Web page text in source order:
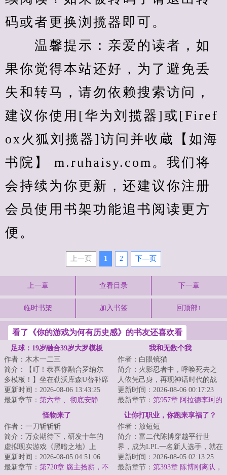
码或者更换浏揽器即可。
温馨提示：亲爱的读者，如
果你觉得本站还好，为了避免丢
失和转马，请勿依赖搜索访问，
建议你使用[华为刘揽器]或[Firef
ox火狐刘揽器]访问并收蔵【如海
书院】 m.ruhaisy.com。我们将
会持续为你更新，还建议你注册
会员使用书架功能追书阅读更方
便。
上一页 1 2 下—页
上一章 查看目录 下一章
临时书架 加入书签 回顶部↑
看了《你的游戏为何有历史感》的书友还喜欢看
足球：19岁融合39岁大罗模板
作者：木木一二三
简介：【叮！恭喜你融合罗纳尔
多模板！】坐在勒沃库森U替补席
上的林川正欣喜于自己得到了罗
纳尔多模板。...
更新时间：2026-08-06 13:43:25
最新章节： 第六章 、彻底安静
的...安菲尔德！
我和无数个我
作者：白眼镜猫
简介：火影忍者中，呼唤死去之
人依凭己身，再现神话时代的战
场。妖魔鬼怪的世界当中，亲手
打出来一个人道...
更新时间：2026-08-06 00:17:23
最新章节： 第957章 阿拉德李珂的
征程
怪物来了
作者：一刀斩斩斩
简介：万众期待下，研发十年的
虚拟现实游戏《黑暗之地》上
线，但高昂的售价让无数等待已
经的玩家心生退却...
更新时间：2026-08-05 04:51:06
最新章节： 第720章 腐主拾薪，不
让你打职业，你跑来享福了？
作者：放短短
简介：富二代陈博穿越平行世
界，成为LPL一名新人选手，就在
陈博一筹莫展准备要过苦日子时
系统出现了。从...
更新时间：2026-08-05 02:13:25
最新章节： 第393章 陈博刚离队，